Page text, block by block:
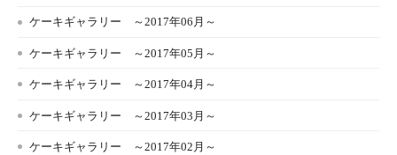
ケーキギャラリー ～2017年06月～
ケーキギャラリー ～2017年05月～
ケーキギャラリー ～2017年04月～
ケーキギャラリー ～2017年03月～
ケーキギャラリー ～2017年02月～